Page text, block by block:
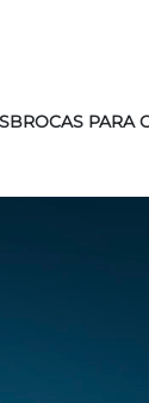
BROCAS PARA